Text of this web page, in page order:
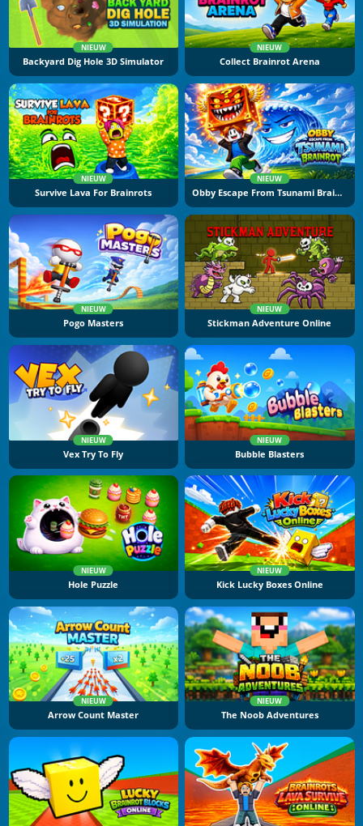
NIEUW
Backyard Dig Hole 3D Simulator
NIEUW
Collect Brainrot Arena
NIEUW
Survive Lava For Brainrots
NIEUW
Obby Escape From Tsunami Brainrot
NIEUW
Pogo Masters
NIEUW
Stickman Adventure Online
NIEUW
Vex Try To Fly
NIEUW
Bubble Blasters
NIEUW
Hole Puzzle
NIEUW
Kick Lucky Boxes Online
NIEUW
Arrow Count Master
NIEUW
The Noob Adventures